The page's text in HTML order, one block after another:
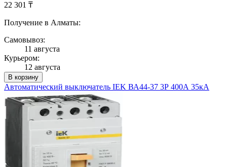
22 301 ₸
Получение в Алматы:
Самовывоз:
11 августа
Курьером:
12 августа
В корзину
Автоматический выключатель IEK ВА44-37 3Р 400А 35кА